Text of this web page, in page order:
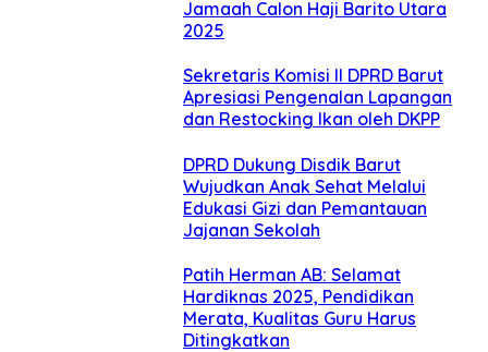
Jamaah Calon Haji Barito Utara
2025
Sekretaris Komisi II DPRD Barut
Apresiasi Pengenalan Lapangan
dan Restocking Ikan oleh DKPP
DPRD Dukung Disdik Barut
Wujudkan Anak Sehat Melalui
Edukasi Gizi dan Pemantauan
Jajanan Sekolah
Patih Herman AB: Selamat
Hardiknas 2025, Pendidikan
Merata, Kualitas Guru Harus
Ditingkatkan